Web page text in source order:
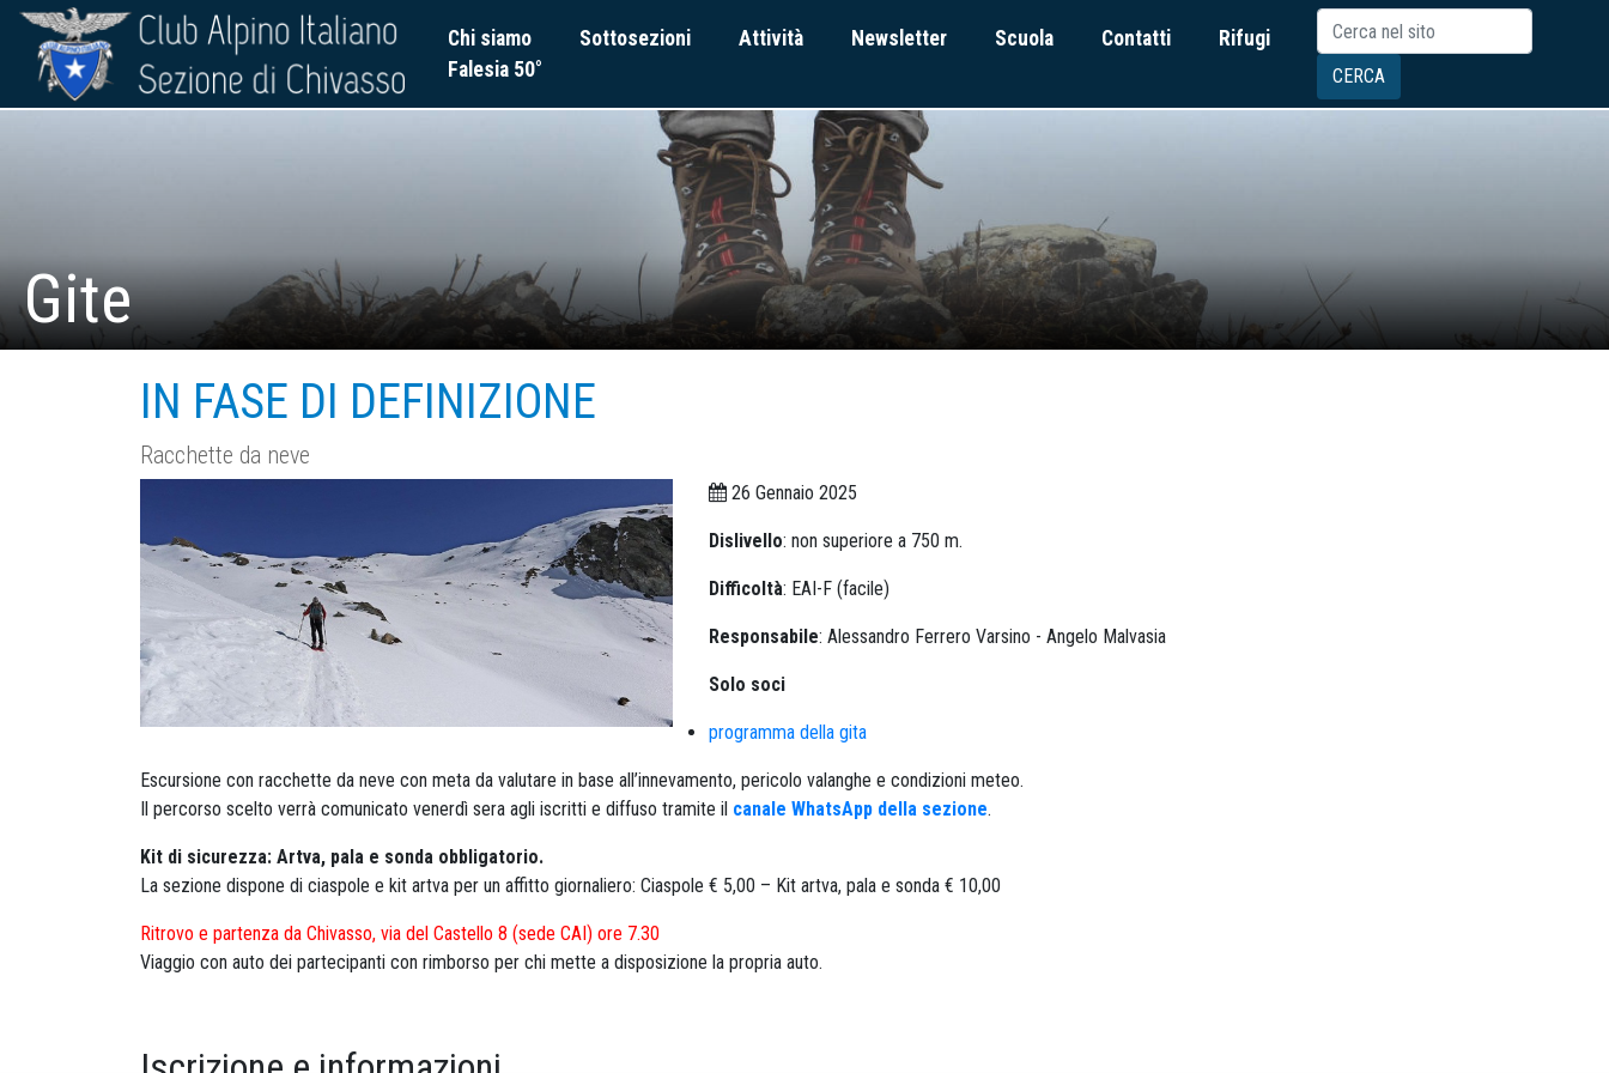
Chi siamo Sottosezioni Attività Newsletter Scuola Contatti
Rifugi
Falesia 50°
CERCA
Gite
IN FASE DI DEFINIZIONE
Racchette da neve
26 Gennaio 2025
Dislivello: non superiore a 750 m.
Difficoltà: EAI-F (facile)
Responsabile: Alessandro Ferrero Varsino - Angelo Malvasia
Solo soci
programma della gita
Escursione con racchette da neve con meta da valutare in base all’innevamento, pericolo valanghe e condizioni meteo.
Il percorso scelto verrà comunicato venerdì sera agli iscritti e diffuso tramite il canale WhatsApp della sezione.
Kit di sicurezza: Artva, pala e sonda obbligatorio.
La sezione dispone di ciaspole e kit artva per un affitto giornaliero: Ciaspole € 5,00 – Kit artva, pala e sonda € 10,00
Ritrovo e partenza da Chivasso, via del Castello 8 (sede CAI) ore 7.30
Viaggio con auto dei partecipanti con rimborso per chi mette a disposizione la propria auto.